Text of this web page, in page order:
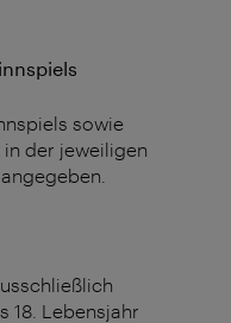
sowie
der jeweiligen
18. Lebensjahr